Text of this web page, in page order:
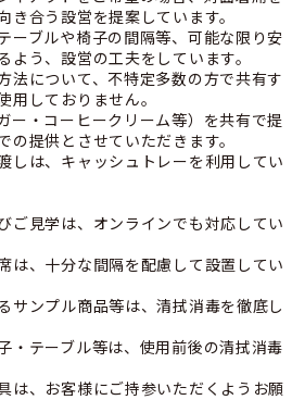
合う設営を提案しています。
ーブルや椅子の間隔等、可能な限り安
う、設営の工夫をしています。
について、不特定多数の方で共有す
用しておりません。
・コーヒークリーム等）を共有で提
提供とさせていただきます。
は、キャッシュトレーを利用してい
見学は、オンラインでも対応してい
、十分な間隔を配慮して設置してい
ンプル商品等は、清拭消毒を徹底し
テーブル等は、使用前後の清拭消毒
、お客様にご持参いただくようお願